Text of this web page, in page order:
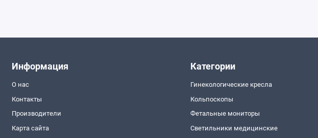
Информация
О нас
Контакты
Производители
Карта сайта
Категории
Гинекологические кресла
Кольпоскопы
Фетальные мониторы
Светильники медицинские